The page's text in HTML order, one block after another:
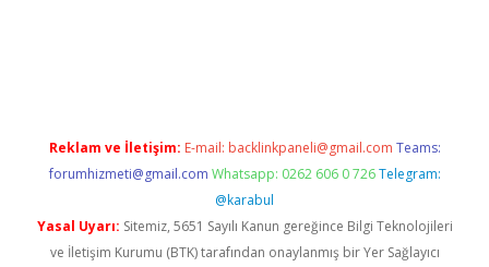
Reklam ve İletişim: E-mail: backlinkpaneli@gmail.com Teams:
forumhizmeti@gmail.com Whatsapp: 0262 606 0 726 Telegram:
@karabul
Yasal Uyarı: Sitemiz, 5651 Sayılı Kanun gereğince Bilgi Teknolojileri
ve İletişim Kurumu (BTK) tarafından onaylanmış bir Yer Sağlayıcı